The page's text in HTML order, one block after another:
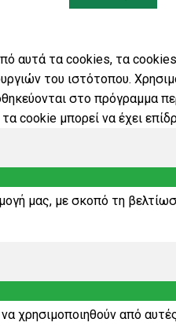
αυτά τα cookies, τα
του ιστότοπου.
στο πρόγραμμα
cookie μπορεί να έχει
μας, με σκοπό τη
από αυτές